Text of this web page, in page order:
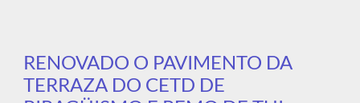
RENOVADO O PAVIMENTO DA
TERRAZA DO CETD DE